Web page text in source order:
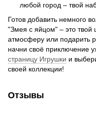
любой город – твой
Готов добавить немного
"Змея с яйцом" – это твой
атмосферу или подарить
начни своё приключение
страницу Игрушки и
своей коллекции!
Отзывы